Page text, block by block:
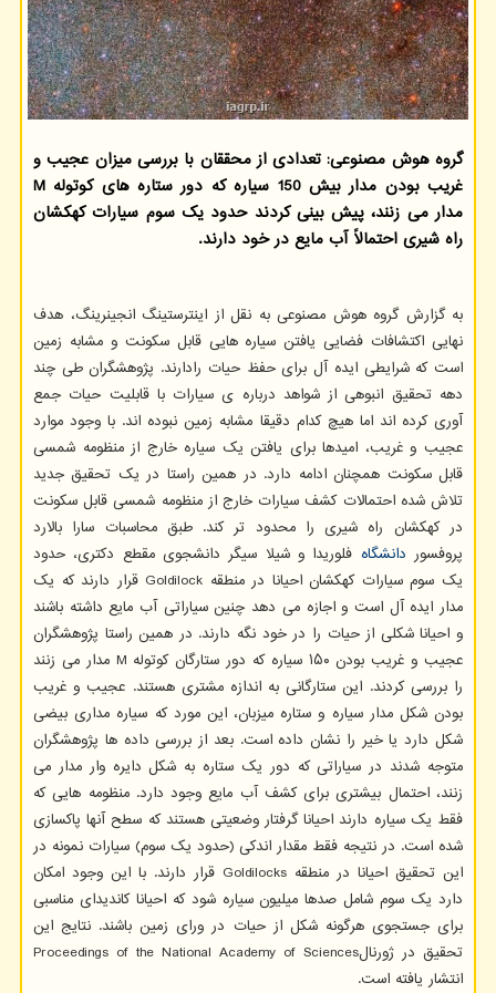
گروه هوش مصنوعی: تعدادی از محققان با بررسی میزان عجیب و
غریب بودن مدار بیش 150 سیاره که دور ستاره های کوتوله M
مدار می زنند، پیش بینی کردند حدود یک سوم سیارات کهکشان
راه شیری احتمالاً آب مایع در خود دارند.
به گزارش گروه هوش مصنوعی به نقل از اینترستینگ انجینرینگ، هدف
نهایی اکتشافات فضایی یافتن سیاره هایی قابل سکونت و مشابه زمین
است که شرایطی ایده آل برای حفظ حیات رادارند. پژوهشگران طی چند
دهه تحقیق انبوهی از شواهد درباره ی سیارات با قابلیت حیات جمع
آوری کرده اند اما هیچ کدام دقیقا مشابه زمین نبوده اند. با وجود موارد
عجیب و غریب، امیدها برای یافتن یک سیاره خارج از منظومه شمسی
قابل سکونت همچنان ادامه دارد. در همین راستا در یک تحقیق جدید
تلاش شده احتمالات کشف سیارات خارج از منظومه شمسی قابل سکونت
در کهکشان راه شیری را محدود تر کند. طبق محاسبات سارا بالارد
پروفسور دانشگاه فلوریدا و شیلا سیگر دانشجوی مقطع دکتری، حدود
یک سوم سیارات کهکشان احیانا در منطقه Goldilock قرار دارند که یک
مدار ایده آل است و اجازه می دهد چنین سیاراتی آب مایع داشته باشند
و احیانا شکلی از حیات را در خود نگه دارند. در همین راستا پژوهشگران
عجیب و غریب بودن ۱۵۰ سیاره که دور ستارگان کوتوله M مدار می زنند
را بررسی کردند. این ستارگانی به اندازه مشتری هستند. عجیب و غریب
بودن شکل مدار سیاره و ستاره میزبان، این مورد که سیاره مداری بیضی
شکل دارد یا خیر را نشان داده است. بعد از بررسی داده ها پژوهشگران
متوجه شدند در سیاراتی که دور یک ستاره به شکل دایره وار مدار می
زنند، احتمال بیشتری برای کشف آب مایع وجود دارد. منظومه هایی که
فقط یک سیاره دارند احیانا گرفتار وضعیتی هستند که سطح آنها پاکسازی
شده است. در نتیجه فقط مقدار اندکی (حدود یک سوم) سیارات نمونه در
این تحقیق احیانا در منطقه Goldilocks قرار دارند. با این وجود امکان
دارد یک سوم شامل صدها میلیون سیاره شود که احیانا کاندیدای مناسبی
برای جستجوی هرگونه شکل از حیات در ورای زمین باشند. نتایج این
تحقیق در ژورنالProceedings of the National Academy of Sciences
انتشار یافته است.